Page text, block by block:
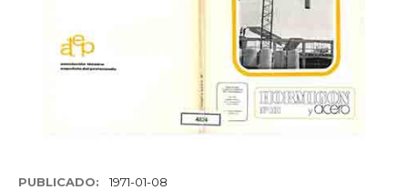
PUBLICADO: 1971-01-08